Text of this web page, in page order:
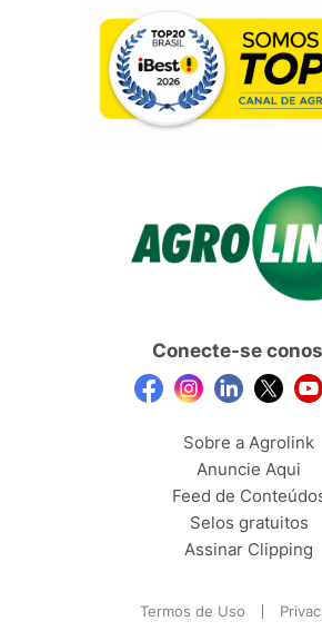
Conecte-se
Sobre a Agrolink
Anuncie Aqui
Feed de
Selos gratuitos
Assinar Clipping
Termos de Uso